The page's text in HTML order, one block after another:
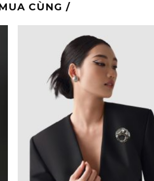
CÙNG /